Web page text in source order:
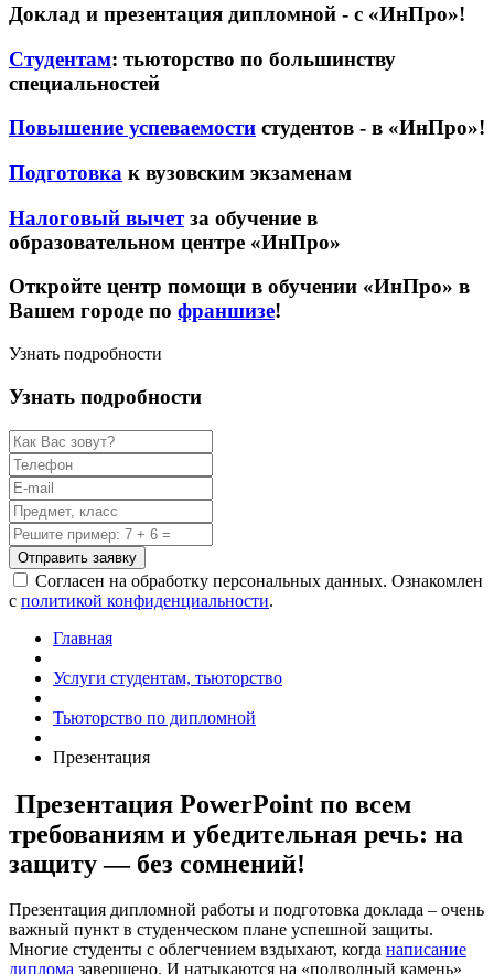
Доклад и презентация дипломной - с «ИнПро»!
Студентам: тьюторство по большинству
специальностей
Повышение успеваемости студентов - в «ИнПро»!
Подготовка к вузовским экзаменам
Налоговый вычетза обучение в
образовательном центре «ИнПро»
Откройте центр помощи в обучении «ИнПро» в
Вашем городе по франшизе!
Узнать подробности
Узнать подробности
Отправить заявку
Согласен на обработку персональных данных. Ознакомлен
с политикой конфиденциальности.
Главная
Услуги студентам, тьюторство
Тьюторство по дипломной
Презентация
Презентация PowerPoint по всем
требованиям и убедительная речь: на
защиту — без сомнений!
Презентация дипломной работы и подготовка доклада – очень
важный пункт в студенческом плане успешной защиты.
Многие студенты с облегчением вздыхают, когда написание
диплома завершено. И натыкаются на «подводный камень»